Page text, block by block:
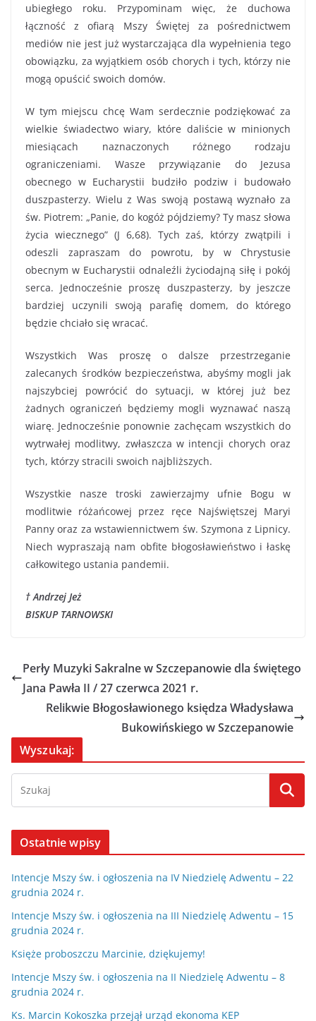
ubiegłego roku. Przypominam więc, że duchowa
łączność z ofiarą Mszy Świętej za pośrednictwem
mediów nie jest już wystarczająca dla wypełnienia tego
obowiązku, za wyjątkiem osób chorych i tych, którzy nie
mogą opuścić swoich domów.
W tym miejscu chcę Wam serdecznie podziękować za
wielkie świadectwo wiary, które daliście w minionych
miesiącach naznaczonych różnego rodzaju
ograniczeniami. Wasze przywiązanie do Jezusa
obecnego w Eucharystii budziło podziw i budowało
duszpasterzy. Wielu z Was swoją postawą wyznało za
św. Piotrem: „Panie, do kogóż pójdziemy? Ty masz słowa
życia wiecznego” (J 6,68). Tych zaś, którzy zwątpili i
odeszli zapraszam do powrotu, by w Chrystusie
obecnym w Eucharystii odnaleźli życiodajną siłę i pokój
serca. Jednocześnie proszę duszpasterzy, by jeszcze
bardziej uczynili swoją parafię domem, do którego
będzie chciało się wracać.
Wszystkich Was proszę o dalsze przestrzeganie
zalecanych środków bezpieczeństwa, abyśmy mogli jak
najszybciej powrócić do sytuacji, w której już bez
żadnych ograniczeń będziemy mogli wyznawać naszą
wiarę. Jednocześnie ponownie zachęcam wszystkich do
wytrwałej modlitwy, zwłaszcza w intencji chorych oraz
tych, którzy stracili swoich najbliższych.
Wszystkie nasze troski zawierzajmy ufnie Bogu w
modlitwie różańcowej przez ręce Najświętszej Maryi
Panny oraz za wstawiennictwem św. Szymona z Lipnicy.
Niech wypraszają nam obfite błogosławieństwo i łaskę
całkowitego ustania pandemii.
† Andrzej Jeż
BISKUP TARNOWSKI
Perły Muzyki Sakralne w Szczepanowie dla świętego
Jana Pawła II / 27 czerwca 2021 r.
Relikwie Błogosławionego księdza Władysława
Bukowińskiego w Szczepanowie
Wyszukaj:
Ostatnie wpisy
Intencje Mszy św. i ogłoszenia na IV Niedzielę Adwentu – 22
grudnia 2024 r.
Intencje Mszy św. i ogłoszenia na III Niedzielę Adwentu – 15
grudnia 2024 r.
Księże proboszczu Marcinie, dziękujemy!
Intencje Mszy św. i ogłoszenia na II Niedzielę Adwentu – 8
grudnia 2024 r.
Ks. Marcin Kokoszka przejął urząd ekonoma KEP